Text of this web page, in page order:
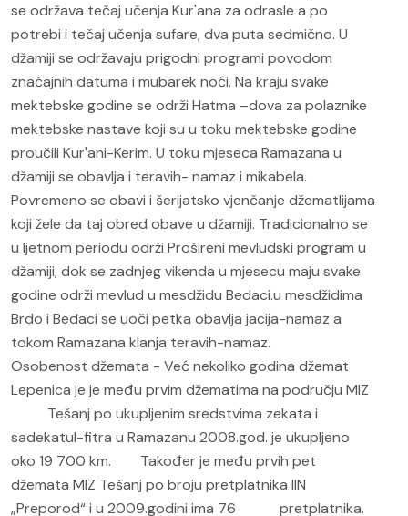
se održava tečaj učenja Kur'ana za odrasle a po
potrebi i tečaj učenja sufare, dva puta sedmično. U
džamiji se održavaju prigodni programi povodom
značajnih datuma i mubarek noći. Na kraju svake
mektebske godine se održi Hatma –dova za polaznike
mektebske nastave koji su u toku mektebske godine
proučili Kur'ani-Kerim. U toku mjeseca Ramazana u
džamiji se obavlja i teravih- namaz i mikabela.
Povremeno se obavi i šerijatsko vjenčanje džematlijama
koji žele da taj obred obave u džamiji. Tradicionalno se
u ljetnom periodu održi Prošireni mevludski program u
džamiji, dok se zadnjeg vikenda u mjesecu maju svake
godine održi mevlud u mesdžidu Bedaci.u mesdžidima
Brdo i Bedaci se uoči petka obavlja jacija-namaz a
tokom Ramazana klanja teravih-namaz.
Osobenost džemata - Već nekoliko godina džemat
Lepenica je je među prvim džematima na području MIZ
Tešanj po ukupljenim sredstvima zekata i
sadekatul-fitra u Ramazanu 2008.god. je ukupljeno
oko 19 700 km. Također je među prvih pet
džemata MIZ Tešanj po broju pretplatnika IIN
„Preporod“ i u 2009.godini ima 76 pretplatnika.